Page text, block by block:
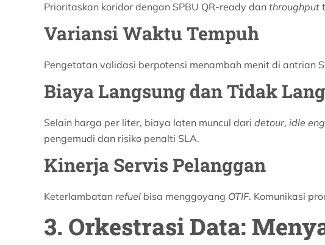
Prioritaskan koridor dengan SPBU QR-ready dan throughput
Variansi Waktu Tempuh
Pengetatan validasi berpotensi menambah menit di antrian
Biaya Langsung dan Tidak
Selain harga per liter, biaya laten muncul dari detour, idle
pengemudi dan risiko penalti SLA.
Kinerja Servis Pelanggan
Keterlambatan refuel bisa menggoyang OTIF. Komunikasi
3. Orkestrasi Data: